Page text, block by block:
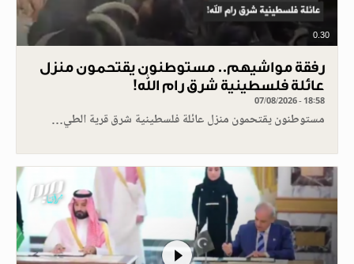
0.30
رفقة مواشيهم.. مستوطنون يقتحمون منزل
عائلة فلسطينية شرق رام الله!
07/08/2026 - 18:58
مستوطنون يقتحمون منزل عائلة فلسطينية شرق قرية الطي…